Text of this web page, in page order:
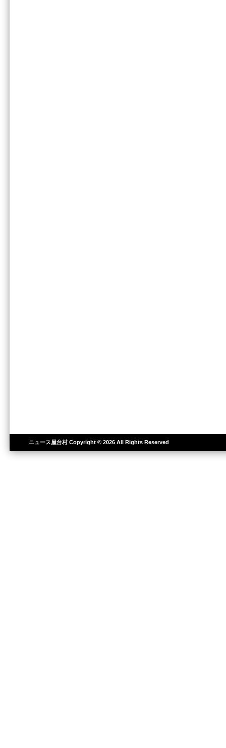
ニュース屋台村Copyright © 2026 All Rights Reserved